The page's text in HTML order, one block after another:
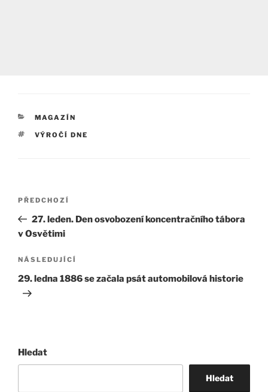
RUBRIKY
MAGAZÍN
ŠTÍTKY
VÝROČÍ DNE
Navigace
příspěvek
Předchozí
příspěvek
PŘEDCHOZÍ
27. leden. Den osvobození koncentračního tábora
v Osvětimi
Následující
příspěvek
NÁSLEDUJÍCÍ
29. ledna 1886 se začala psát automobilová historie
Hledat
Hledat